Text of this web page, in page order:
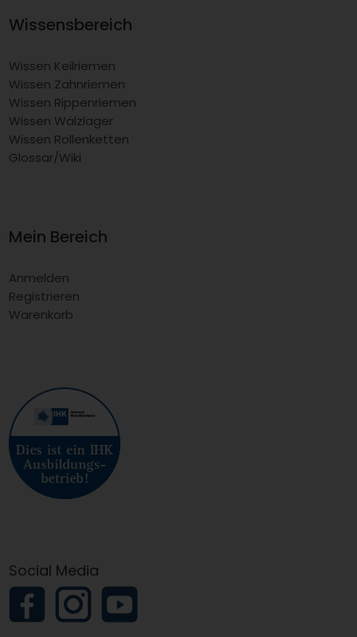
Wissensbereich
Wissen Keilriemen
Wissen Zahnriemen
Wissen Rippenriemen
Wissen Wälzlager
Wissen Rollenketten
Glossar/Wiki
Mein Bereich
Anmelden
Registrieren
Warenkorb
Social Media